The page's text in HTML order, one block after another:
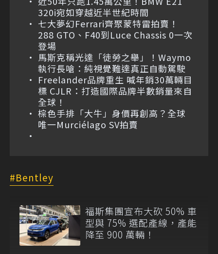
320i宛如穿越近半世紀時間
七大夢幻Ferrari齊聚蒙特雷拍賣！
288 GTO、F40到Luce Chassis 0一次
登場
馬斯克稱光達「徒勞之舉」！Waymo
執行長嗆：純視覺難達真正自動駕駛
Freelander品牌重生 喊年銷30萬輛目
標 CJLR：打造國際品牌半數銷量來自
全球！
棕色手排「大牛」身價再創高？全球
唯一Murciélago SV拍賣
Bentley
福斯集團宣布大砍 50% 車
型與 75% 選配產線，產能
降至 900 萬輛！